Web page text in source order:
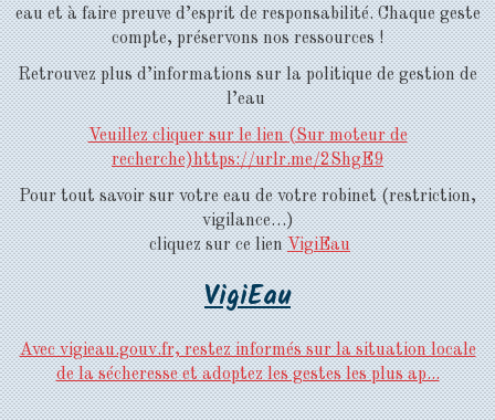
eau et à faire preuve d’esprit de responsabilité. Chaque geste
compte, préservons nos ressources !
Retrouvez plus d’informations sur la politique de gestion de
l’eau
Veuillez cliquersur le lien(Sur moteur de
recherche)https://urlr.me/2ShgE9
Pour tout savoir sur votre eau de votre robinet (restriction,
vigilance…)
cliquez sur ce lienVigiEau
VigiEau
Avec vigieau.gouv.fr, restez informés sur la situation locale
de la sécheresse et adoptez les gestes les plus ap...